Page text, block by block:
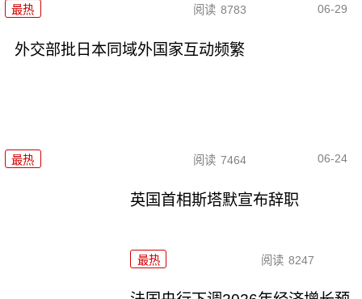
最热 阅读 8783 06-29
外交部批日本同域外国家互动频繁
最热 阅读 7464 06-24
英国首相斯塔默宣布辞职
最热 阅读 8247